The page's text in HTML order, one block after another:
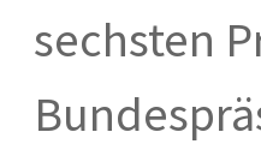
sechsten